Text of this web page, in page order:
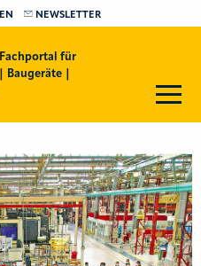
NEWSLETTER
für
Baugeräte |